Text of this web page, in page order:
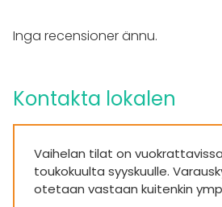
Dansgolv
Utrustning
Anteckningsmaterial
Whiteboard / Blädderblock
Handdukar
Inga recensioner ännu.
Kontakta lokalen
Vaihelan tilat on vuokrattavissa
toukokuulta syyskuulle.
otetaan vastaan kuitenkin